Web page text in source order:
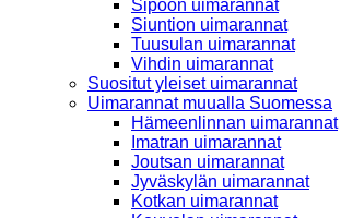
Sipoon uimarannat
Siuntion uimarannat
Tuusulan uimarannat
Vihdin uimarannat
Suositut yleiset uimarannat
Uimarannat muualla Suomessa
Hämeenlinnan uimarannat
Imatran uimarannat
Joutsan uimarannat
Jyväskylän uimarannat
Kotkan uimarannat